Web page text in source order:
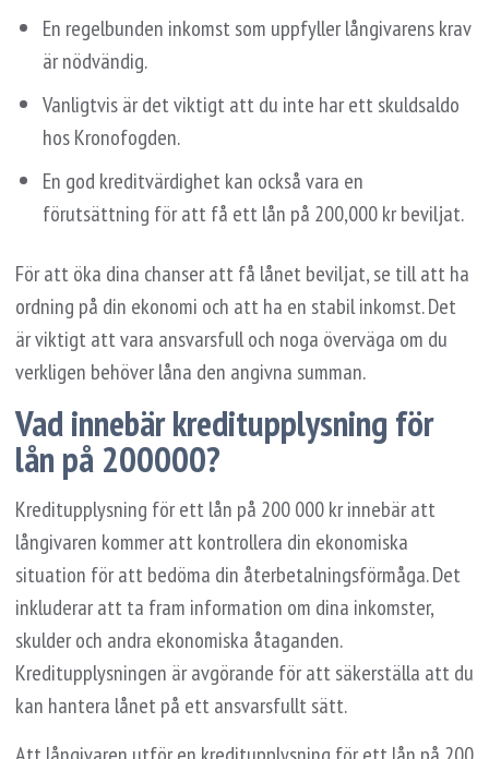
En regelbunden inkomst som uppfyller långivarens krav
är nödvändig.
Vanligtvis är det viktigt att du inte har ett skuldsaldo
hos Kronofogden.
En god kreditvärdighet kan också vara en
förutsättning för att få ett lån på 200,000 kr beviljat.
För att öka dina chanser att få lånet beviljat, se till att ha
ordning på din ekonomi och att ha en stabil inkomst. Det
är viktigt att vara ansvarsfull och noga överväga om du
verkligen behöver låna den angivna summan.
Vad innebär kreditupplysning för
lån på 200000?
Kreditupplysning för ett lån på 200 000 kr innebär att
långivaren kommer att kontrollera din ekonomiska
situation för att bedöma din återbetalningsförmåga. Det
inkluderar att ta fram information om dina inkomster,
skulder och andra ekonomiska åtaganden.
Kreditupplysningen är avgörande för att säkerställa att du
kan hantera lånet på ett ansvarsfullt sätt.